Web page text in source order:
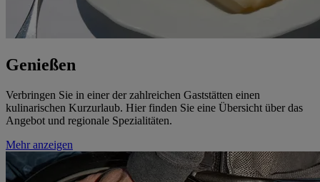
Genießen
Verbringen Sie in einer der zahlreichen Gaststätten einen
kulinarischen Kurzurlaub. Hier finden Sie eine Übersicht über das
Angebot und regionale Spezialitäten.
Mehr anzeigen